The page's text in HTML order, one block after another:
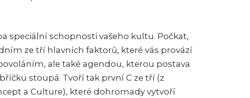
speciální schopnosti vašeho kultu. Počkat,
ze tří hlavních faktorů, které vás provází
ale také agendou, kterou postava
stoupá. Tvoří tak první C ze tří (z
a Culture), které dohromady vytvoří